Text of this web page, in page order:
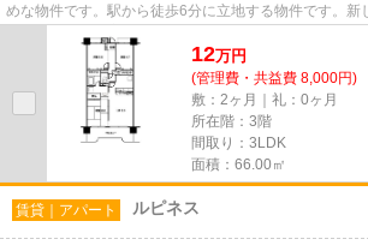
めな物件です。駅から徒歩6分に立地する物件です。新
12万円
(管理費・共益費 8,000円)
敷：2ヶ月｜礼：0ヶ月
所在階：3階
間取り：3LDK
面積：66.00㎡
賃貸｜アパート ルピネス